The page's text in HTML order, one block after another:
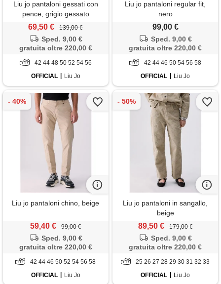
Liu jo pantaloni gessati con
pence, grigio gessato
69,50 € 139,00 €
Sped. 9,00 €
gratuita oltre 220,00 €
42 44 48 50 52 54 56
OFFICIAL
Liu Jo
Liu jo pantaloni regular fit,
nero
99,00 €
Sped. 9,00 €
gratuita oltre 220,00 €
42 44 46 50 54 56 58
OFFICIAL
Liu Jo
Liu jo pantaloni chino, beige
59,40 € 99,00 €
Sped. 9,00 €
gratuita oltre 220,00 €
42 44 46 50 52 54 56 58
OFFICIAL
Liu Jo
Liu jo pantaloni in sangallo,
beige
89,50 € 179,00 €
Sped. 9,00 €
gratuita oltre 220,00 €
25 26 27 28 29 30 31 32 33
OFFICIAL
Liu Jo